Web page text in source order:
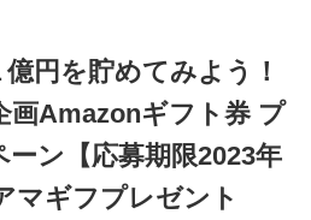
円を貯めてみよう！
画Amazonギフト券 プ
ン【応募期限2023年
マギフプレゼント